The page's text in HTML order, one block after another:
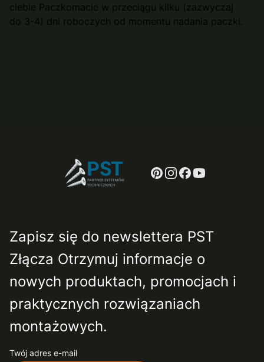
ciebie Paczkomacie w przeciągu kilku (zazwyczaj
do 3-4) dni roboczych od momentu nadania paczki.
Zapisz się do newslettera PST
Złącza Otrzymuj informacje o
nowych produktach, promocjach i
praktycznych rozwiązaniach
montażowych.
Twój adres e-mail